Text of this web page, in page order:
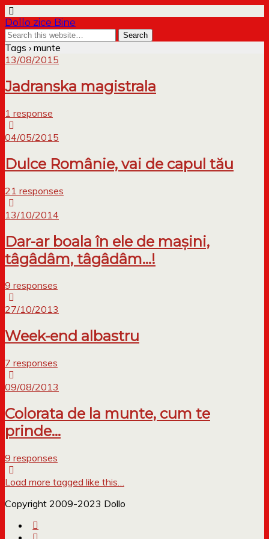
Dollo zice Bine
Tags › munte
13/08/2015
Jadranska magistrala
1 response
04/05/2015
Dulce Românie, vai de capul tău
21 responses
13/10/2014
Dar-ar boala în ele de mașini,
tâgâdâm, tâgâdâm…!
9 responses
27/10/2013
Week-end albastru
7 responses
09/08/2013
Colorata de la munte, cum te
prinde…
9 responses
Load more tagged like this…
Copyright 2009-2023 Dollo